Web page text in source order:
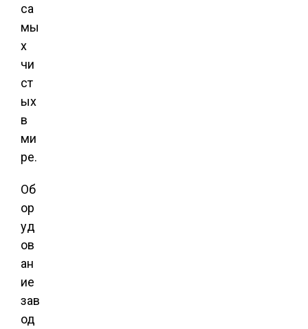
са
мы
х
чи
ст
ых
в
ми
ре.
Об
ор
уд
ов
ан
ие
зав
од